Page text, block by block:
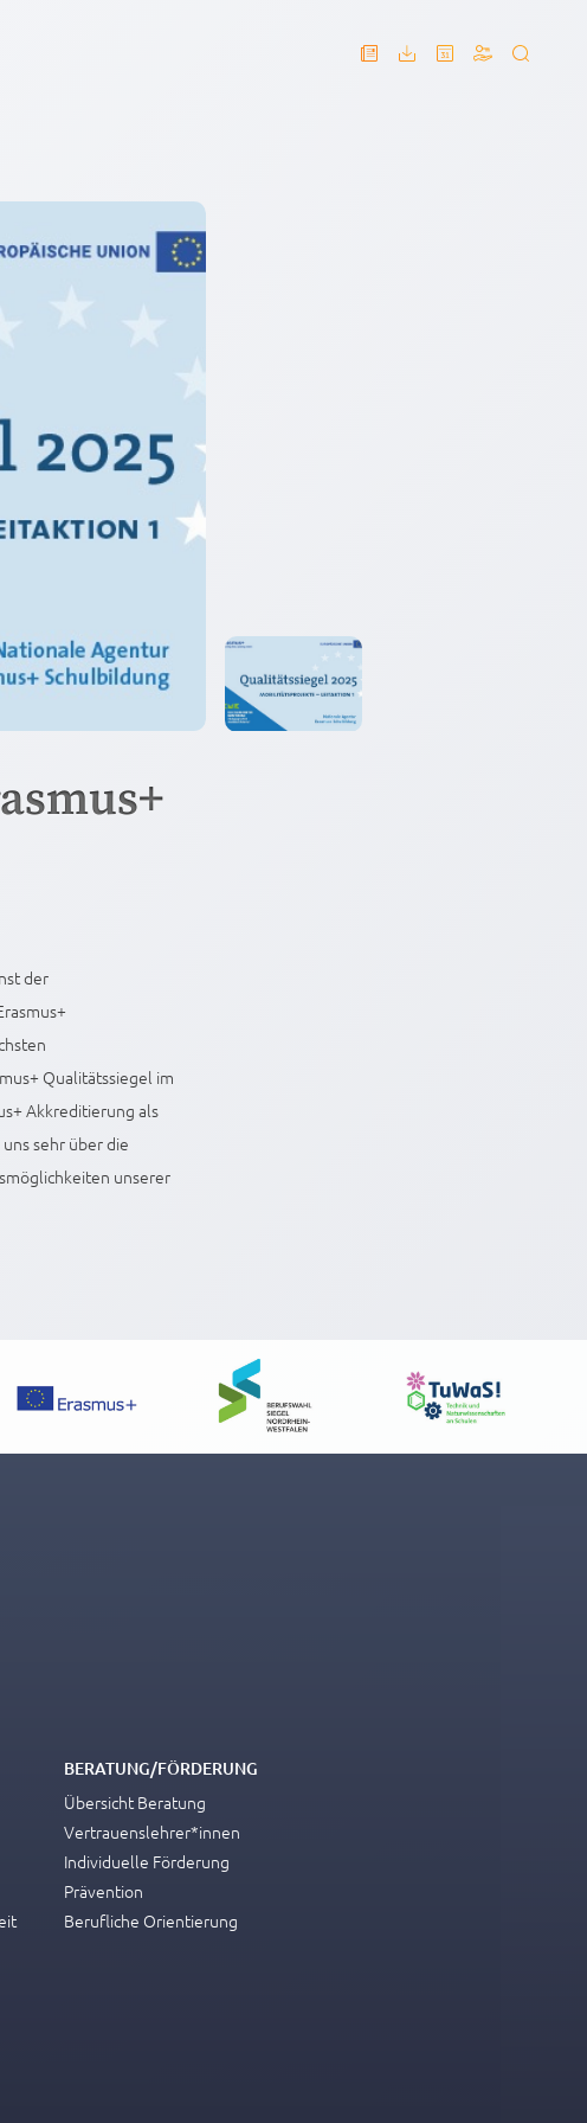
der
Qualitätssiegel im
Akkreditierung als
sehr über die
unserer
BERATUNG/FÖRDERUNG
Übersicht Beratung
Vertrauenslehrer*innen
Individuelle Förderung
Prävention
Berufliche Orientierung